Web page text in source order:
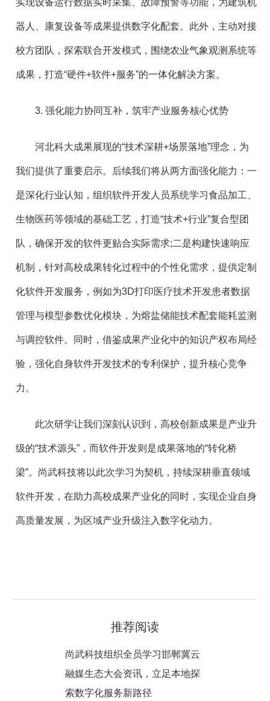
实现设备运行数据实时采集、故障预警等功能，为建筑机
器人、康复设备等成果提供数字化配套。此外，主动对接
校方团队，探索联合开发模式，围绕农业气象观测系统等
成果，打造“硬件+软件+服务”的一体化解决方案。
3. 强化能力协同互补，筑牢产业服务核心优势
河北科大成果展现的“技术深耕+场景落地”理念，为
我们提供了重要启示。后续我们将从两方面强化能力：一
是深化行业认知，组织软件开发人员系统学习食品加工、
生物医药等领域的基础工艺，打造“技术+行业”复合型团
队，确保开发的软件更贴合实际需求;二是构建快速响应
机制，针对高校成果转化过程中的个性化需求，提供定制
化软件开发服务，例如为3D打印医疗技术开发患者数据
管理与模型参数优化模块，为熔盐储能技术配套能耗监测
与调控软件。同时，借鉴成果产业化中的知识产权布局经
验，强化自身软件开发技术的专利保护，提升核心竞争
力。
此次研学让我们深刻认识到，高校创新成果是产业升
级的“技术源头”，而软件开发则是成果落地的“转化桥
梁”。尚武科技将以此次学习为契机，持续深耕垂直领域
软件开发，在助力高校成果产业化的同时，实现企业自身
高质量发展，为区域产业升级注入数字化动力。
推荐阅读
尚武科技组织全员学习邯郸冀云
融媒生态大会资讯，立足本地探
索数字化服务新路径